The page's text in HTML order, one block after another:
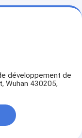
développement de
Wuhan 430205,